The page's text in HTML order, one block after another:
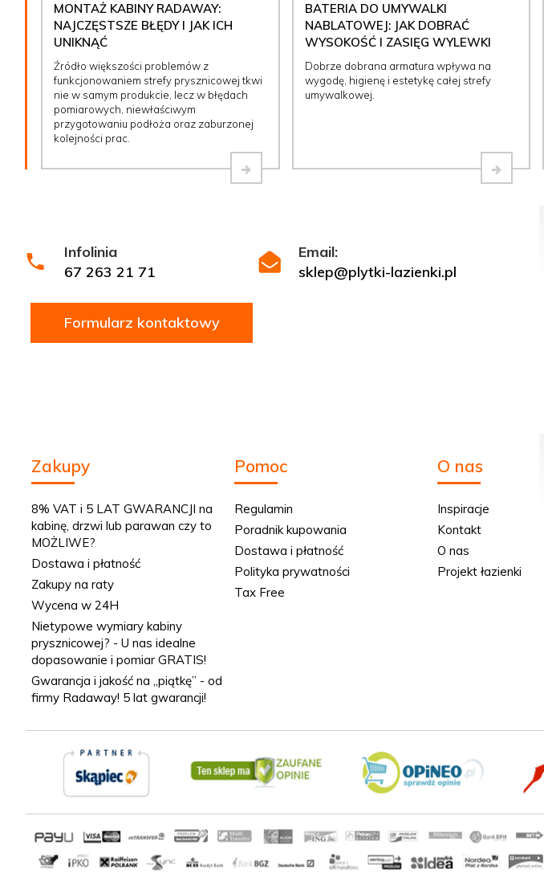
MONTAŻ KABINY RADAWAY:
NAJCZĘSTSZE BŁĘDY I JAK ICH
UNIKNĄĆ
Źródło większości problemów z
funkcjonowaniem strefy prysznicowej tkwi
nie w samym produkcie, lecz w błędach
pomiarowych, niewłaściwym
przygotowaniu podłoża oraz zaburzonej
kolejności prac.
BATERIA DO UMYWALKI
NABLATOWEJ: JAK DOBRAĆ
WYSOKOŚĆ I ZASIĘG WYLEWKI
Dobrze dobrana armatura wpływa na
wygodę, higienę i estetykę całej strefy
umywalkowej.
Infolinia
67 263 21 71
Email:
sklep@plytki-lazienki.pl
Formularz kontaktowy
Zakupy
8% VAT i 5 LAT GWARANCJI na
kabinę, drzwi lub parawan czy to
MOŻLIWE?
Dostawa i płatność
Zakupy na raty
Wycena w 24H
Nietypowe wymiary kabiny
prysznicowej? - U nas idealne
dopasowanie i pomiar GRATIS!
Gwarancja i jakość na „piątkę” - od
firmy Radaway! 5 lat gwarancji!
Pomoc
Regulamin
Poradnik kupowania
Dostawa i płatność
Polityka prywatności
Tax Free
O nas
Inspiracje
Kontakt
O nas
Projekt łazienki